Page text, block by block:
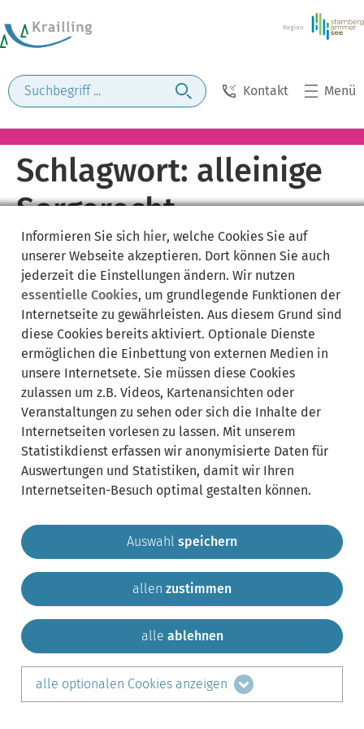
Kontakt Menü
Schlagwort: alleinige
Sorgerecht
Gemeinde Krailling Impressum
Sitemap
Kontakt
teilen auf:
LinkedIn
Informieren Sie sich hier, welche Cookies Sie auf
unserer Webseite akzeptieren. Dort können Sie auch
jederzeit die Einstellungen ändern. Wir nutzen
essentielle Cookies, um grundlegende Funktionen der
Internetseite zu gewährleisten. Aus diesem Grund sind
diese Cookies bereits aktiviert. Optionale Dienste
ermöglichen die Einbettung von externen Medien in
unsere Internetsete. Sie müssen diese Cookies
zulassen um z.B. Videos, Kartenansichten oder
Veranstaltungen zu sehen oder sich die Inhalte der
Internetseiten vorlesen zu lassen. Mit unserem
Statistikdienst erfassen wir anonymisierte Daten für
Auswertungen und Statistiken, damit wir Ihren
Internetseiten-Besuch optimal gestalten können.
Auswahl speichern
allen zustimmen
alle ablehnen
alle optionalen Cookies anzeigen